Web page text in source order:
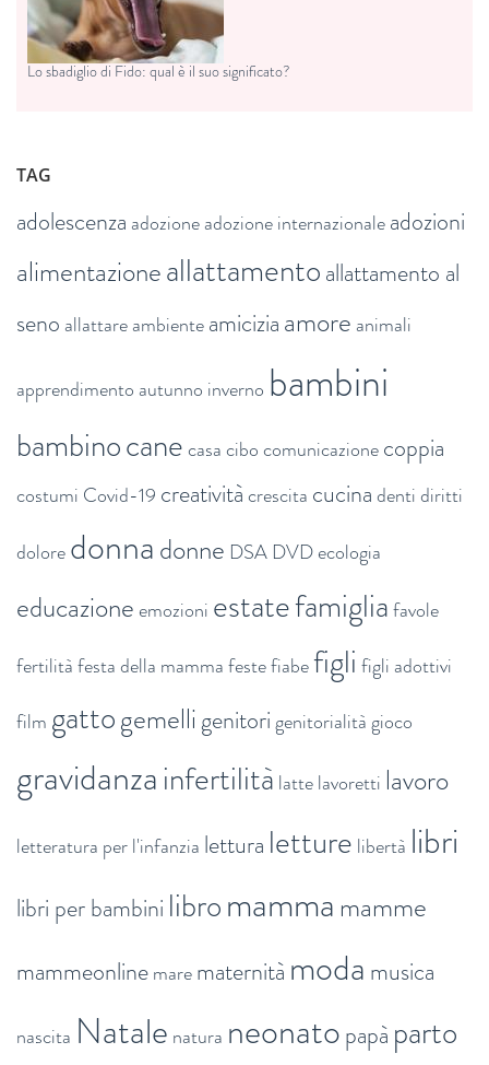
Lo sbadiglio di Fido: qual è il suo significato?
TAG
adolescenza adozioneadozione internazionaleadozioni
alimentazioneallattamentoallattamento al
seno allattareambienteamiciziaamore animali
apprendimento autunno inverno bambini
bambinocanecasacibocomunicazionecoppia
costumi Covid-19 creativitàcrescita cucinadentidiritti
doloredonnadonne DSA DVDecologia
educazioneemozioni estatefamigliafavole
fertilitàfesta della mammafestefiabefigli figli adottivi
film gattogemelligenitorigenitorialitàgioco
gravidanzainfertilità lattelavoretti lavoro
letteratura per l'infanzia lettura letture libertà libri
libri per bambini libromamma mamme
mammeonlinemarematernità moda musica
nascita Natale natura neonatopapà parto